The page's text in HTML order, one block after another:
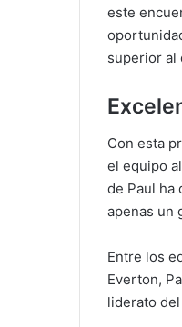
este
superior al
Con esta
el equipo
de Paul ha
apenas un
Entre los
Everton,
liderato